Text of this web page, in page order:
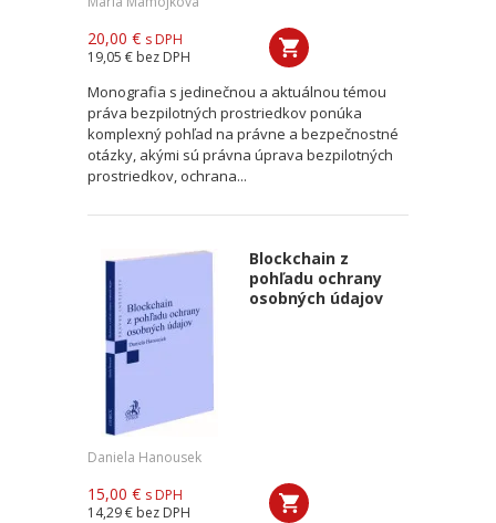
20,00 € s DPH
19,05 € bez DPH
Monografia s jedinečnou a aktuálnou témou
práva bezpilotných prostriedkov ponúka
komplexný pohľad na právne a bezpečnostné
otázky, akými sú právna úprava bezpilotných
prostriedkov, ochrana...
Blockchain z
pohľadu ochrany
osobných údajov
Daniela Hanousek
15,00 € s DPH
14,29 € bez DPH